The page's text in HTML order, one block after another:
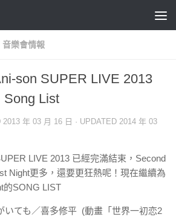
音樂會情報
son SUPER LIVE 2013
Song List
2013 年 03 月 16 日 · UPDATED 2014 年 03
LIVE 2013 已經完滿結束，Second
Night更多，還要更狂熱呢！現在繼續為
的SONG LIST
いても／喜多修平 (動畫「世界一初恋2